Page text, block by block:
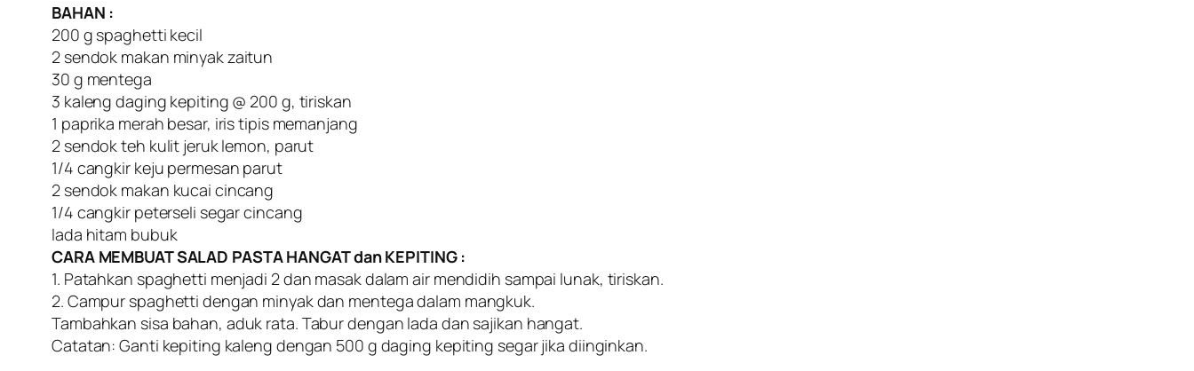
BAHAN :
200 g spaghetti kecil
2 sendok makan minyak zaitun
30 g mentega
3 kaleng daging kepiting @ 200 g, tiriskan
1 paprika merah besar, iris tipis memanjang
2 sendok teh kulit jeruk lemon, parut
1/4 cangkir keju permesan parut
2 sendok makan kucai cincang
1/4 cangkir peterseli segar cincang
lada hitam bubuk
CARA MEMBUAT SALAD PASTA HANGAT dan KEPITING :
1. Patahkan spaghetti menjadi 2 dan masak dalam air mendidih sampai lunak, tiriskan.
2. Campur spaghetti dengan minyak dan mentega dalam mangkuk.
Tambahkan sisa bahan, aduk rata. Tabur dengan lada dan sajikan hangat.
Catatan: Ganti kepiting kaleng dengan 500 g daging kepiting segar jika diinginkan.